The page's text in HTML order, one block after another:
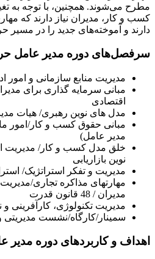
مطرح می‌شوند. همچنین، با توجه به
کسب و کار، مدیران نیاز دارند که
دارند و آموخته‌های جدید را در مسیر
سرفصل‌های دوره مدیر عامل
مدیریت منابع سازمانی و امور
مبانی سرمایه گذاری برای
اقتصادی
مدل های نوین رهبری/ هیات
مبانی حقوق کسب و کار/امور
مدیر عامل)
خلق مدل کسب و کار/ مدیریت
نوین بازاریابی
مدیریت و تفکر استراتژیک/
مهارتهای مذاکره تجاری/
مدیران / 48 قانون قدرت
مدیریت تکنولوژی، کارآفرینی
سمینار/کارگاه/نشست مدیریتی
اهداف و کاربردهای دوره مدیر